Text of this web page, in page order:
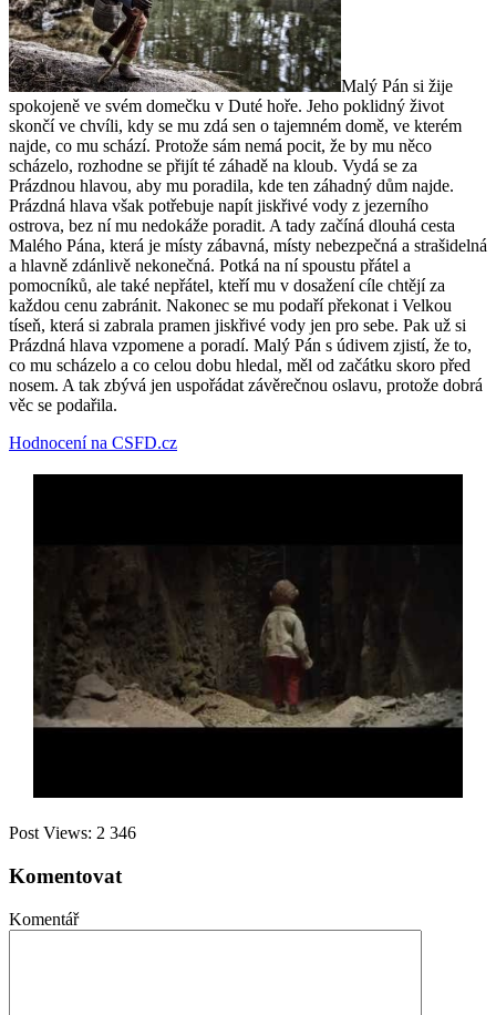
Malý Pán si žije
spokojeně ve svém domečku v Duté hoře. Jeho poklidný život
skončí ve chvíli, kdy se mu zdá sen o tajemném domě, ve kterém
najde, co mu schází. Protože sám nemá pocit, že by mu něco
scházelo, rozhodne se přijít té záhadě na kloub. Vydá se za
Prázdnou hlavou, aby mu poradila, kde ten záhadný dům najde.
Prázdná hlava však potřebuje napít jiskřivé vody z jezerního
ostrova, bez ní mu nedokáže poradit. A tady začíná dlouhá cesta
Malého Pána, která je místy zábavná, místy nebezpečná a strašidelná
a hlavně zdánlivě nekonečná. Potká na ní spoustu přátel a
pomocníků, ale také nepřátel, kteří mu v dosažení cíle chtějí za
každou cenu zabránit. Nakonec se mu podaří překonat i Velkou
tíseň, která si zabrala pramen jiskřivé vody jen pro sebe. Pak už si
Prázdná hlava vzpomene a poradí. Malý Pán s údivem zjistí, že to,
co mu scházelo a co celou dobu hledal, měl od začátku skoro před
nosem. A tak zbývá jen uspořádat závěrečnou oslavu, protože dobrá
věc se podařila.
Hodnocení na CSFD.cz
Post Views: 2 346
Komentovat
Komentář